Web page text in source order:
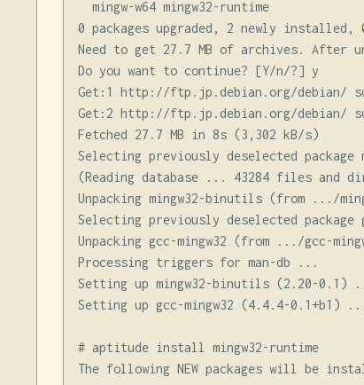
  mingw-w64 mingw32-runtime
0 packages upgraded, 2 newly installed,
Need to get 27.7 MB of archives. After
Do you want to continue? [Y/n/?] y
Get:1 http://ftp.jp.debian.org/debian/
Get:2 http://ftp.jp.debian.org/debian/
Fetched 27.7 MB in 8s (3,302 kB/s)
Selecting previously deselected package
(Reading database ... 43284 files and
Unpacking mingw32-binutils (from .../
Selecting previously deselected package
Unpacking gcc-mingw32 (from .../gcc-
Processing triggers for man-db ...
Setting up mingw32-binutils (2.20-0.1)
Setting up gcc-mingw32 (4.4.4-0.1+b1)
# aptitude install mingw32-runtime
The following NEW packages will be